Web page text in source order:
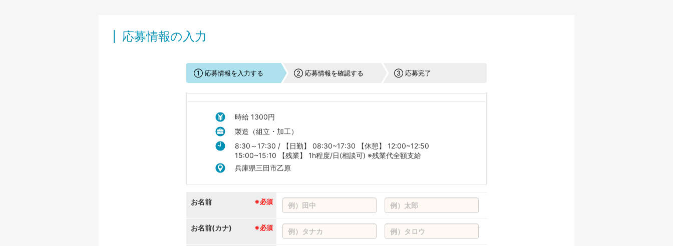
応募情報の入力
① 応募情報を入力する ② 応募情報を確認する ③ 応募完了
時給 1300円
製造（組立・加工）
8:30～17:30 / 【日勤】 08:30~17:30 【休憩】 12:00~12:50
15:00~15:10 【残業】 1h程度/日(相談可) ※残業代全額支給
兵庫県三田市乙原
お名前 ※必須
お名前(カナ) ※必須